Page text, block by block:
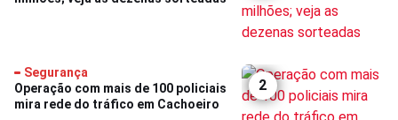
2
Segurança
Operação com mais de 100 policiais
mira rede do tráfico em Cachoeiro